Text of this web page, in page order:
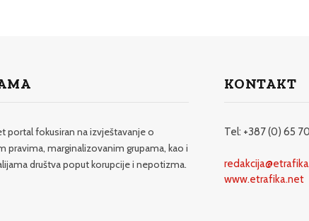
portal fokusiran na izvještavanje o
pravima, marginalizovanim grupama, kao i
društva poput korupcije i nepotizma.
KONTAKT
Tel: +387 (0) 65
www.etrafika.net